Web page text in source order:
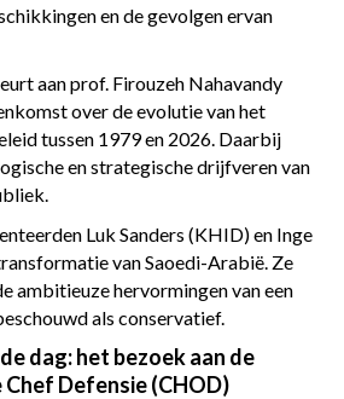
en de gevolgen ervan
aan prof. Firouzeh Nahavandy
over de evolutie van het
tussen 1979 en 2026. Daarbij
en strategische drijfveren van
Luk Sanders (KHID) en Inge
van Saoedi-Arabië. Ze
ambitieuze hervormingen van een
als conservatief.
dag: het bezoek aan de
Defensie (CHOD)